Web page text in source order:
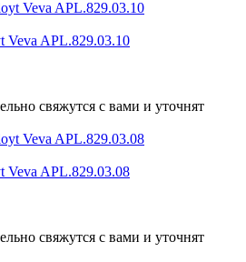
Veva APL.829.03.10
свяжутся с вами и уточнят
Veva APL.829.03.08
свяжутся с вами и уточнят